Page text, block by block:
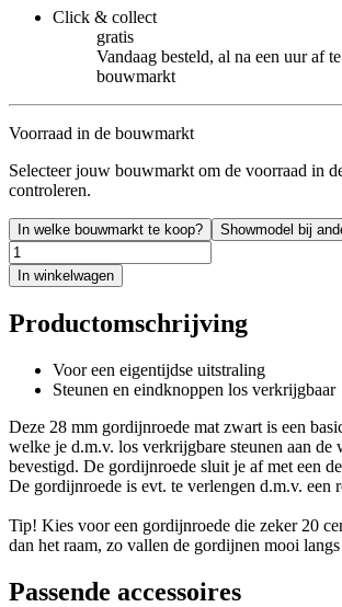
Click & collect
gratis
Vandaag besteld, al na een uur af
bouwmarkt
Voorraad in de bouwmarkt
Selecteer jouw bouwmarkt om de voorraad in
controleren.
In welke bouwmarkt te koop? Showmodel bij
In winkelwagen
Productomschrijving
Voor een eigentijdse uitstraling
Steunen en eindknoppen los verkrijgbaar
Deze 28 mm gordijnroede mat zwart is een
welke je d.m.v. los verkrijgbare steunen aan de
bevestigd. De gordijnroede sluit je af met een
De gordijnroede is evt. te verlengen d.m.v. een
Tip! Kies voor een gordijnroede die zeker 20
dan het raam, zo vallen de gordijnen mooi langs
Passende accessoires